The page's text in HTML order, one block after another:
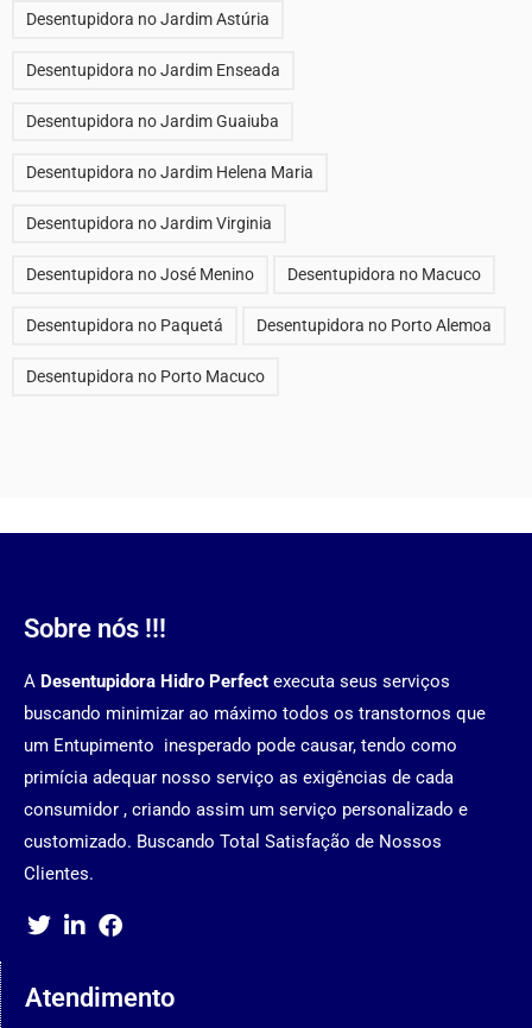
Desentupidora no Jardim Astúria
Desentupidora no Jardim Enseada
Desentupidora no Jardim Guaiuba
Desentupidora no Jardim Helena Maria
Desentupidora no Jardim Virginia
Desentupidora no José Menino Desentupidora no Macuco
Desentupidora no Paquetá Desentupidora no Porto Alemoa
Desentupidora no Porto Macuco
Sobre nós !!!
A Desentupidora Hidro Perfect executa seus serviços
buscando minimizar ao máximo todos os transtornos que
um Entupimento inesperado pode causar, tendo como
primícia adequar nosso serviço as exigências de cada
consumidor , criando assim um serviço personalizado e
customizado. Buscando Total Satisfação de Nossos
Clientes.
Atendimento